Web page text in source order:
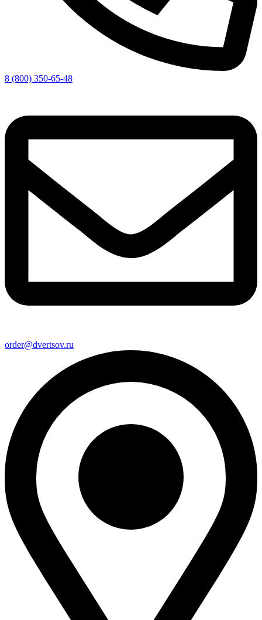
8 (800) 350-65-48
order@dvertsov.ru